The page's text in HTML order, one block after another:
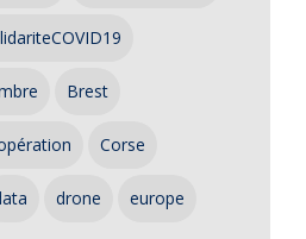
Brest
Corse
drone europe